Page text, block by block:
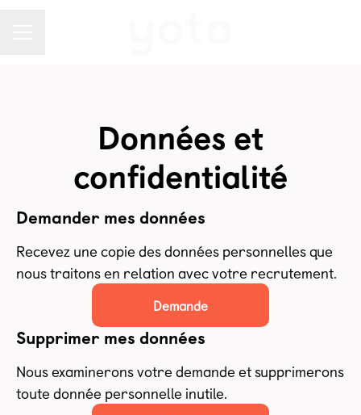
Données et
confidentialité
Demander mes données
Recevez une copie des données personnelles que
nous traitons en relation avec votre recrutement.
Demande
Supprimer mes données
Nous examinerons votre demande et supprimerons
toute donnée personnelle inutile.